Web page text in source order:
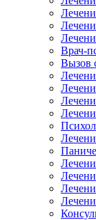
Врач-
Вызов